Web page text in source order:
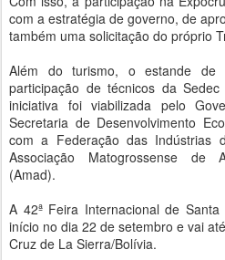
com a estratégia de governo, de
também uma solicitação do próprio
Além do turismo, o estande
participação de técnicos da
iniciativa foi viabilizada pelo
Secretaria de Desenvolvimento
com a Federação das Indústrias
Associação Matogrossense de
(Amad).
A 42ª Feira Internacional de
início no dia 22 de setembro e vai
Cruz de La Sierra/Bolívia.